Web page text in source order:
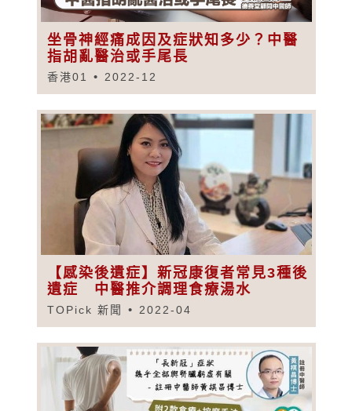
坐骨神經痛成因及症狀知多少？中醫
指胡亂醫治或手尾長
香港01 2022-12
【感染後遺症】新冠康復者常見3種後
遺症 中醫推介調理食療湯水
TOPick 新聞 2022-04